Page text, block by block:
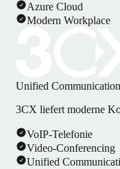
Azure Cloud
Modern Workplace
Unified
3CX liefert moderne
VoIP-Telefonie
Video-Conferencing
Unified